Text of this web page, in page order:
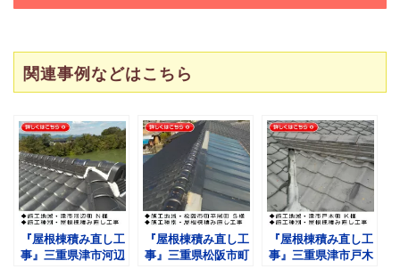
関連事例などはこちら
『屋根棟積み直し工
事』三重県津市河辺
『屋根棟積み直し工
事』三重県松阪市町
『屋根棟積み直し工
事』三重県津市戸木